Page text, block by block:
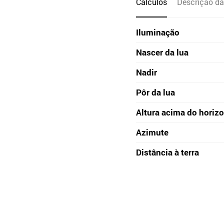
Iluminação
Nascer da lua
Nadir
Pôr da lua
Altura acima do
Azimute
Distância à terra